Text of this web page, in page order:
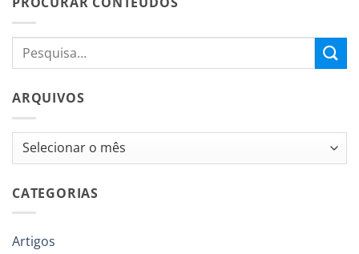
ARQUIVOS
Arquivos
CATEGORIAS
Artigos